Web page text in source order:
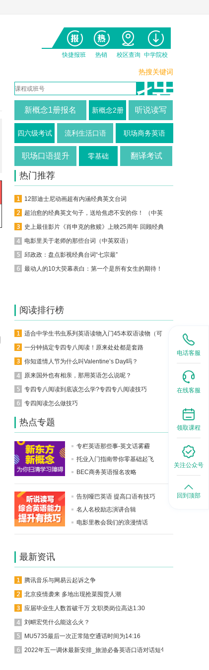
快捷报班 热销 校区查询 中学院校
热搜关键词
新概念1册报名 新概念2册 听说读写
四六级考试 流利生活口语 职场商务英语
职场口语提升 零基础 翻译考试
热门推荐
12部迪士尼动画超有内涵经典英文台词
电影里关于老师的那些台词（中英双语）
邱政政：盘点影视经典台词“七宗最”
最动人的10大荧幕表白：第一个是所有女生的期待！
阅读排行榜
一分钟搞定专四专八阅读！原来处处都是套路
你知道情人节为什么叫Valentine’s Day吗？
原来国外也有相亲，那用英语怎么说呢？
专四专八阅读到底该怎么学?专四专八阅读技巧
专四阅读怎么做技巧
热点专题
专栏英语那些事-英文话雾霾
托业入门指南带你零基础起飞
BEC商务英语报名攻略
告别哑巴英语 提高口语有技巧
名人名校励志演讲合辑
电影里教会我们的浪漫情话
最新资讯
腾讯音乐与网易云起诉之争
北京疫情袭来 多地出现抢菜囤货人潮
应届毕业生人数首破千万 文职类岗位高达1:30
刘畊宏凭什么能这么火？
MU5735最后一次正常陆空通话时间为14:16
2022年五一调休最新安排_旅游必备英语口语对话短句
电话客服
在线客服
领取课程
关注公众号
回到顶部